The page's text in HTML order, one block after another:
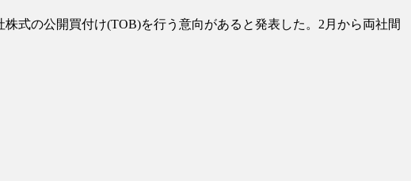
式の公開買付け(TOB)を行う意向があると発表した。2月から両社間